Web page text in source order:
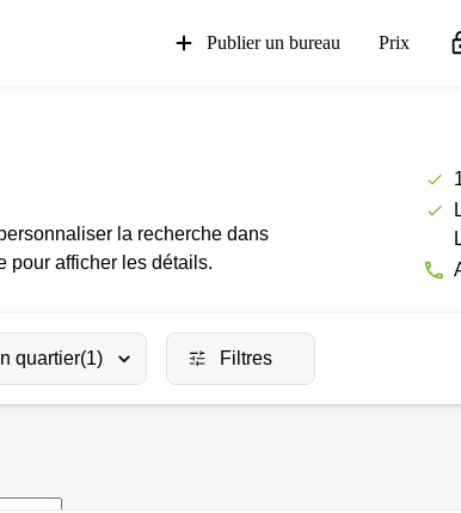
Publier un bureau Prix
la recherche dans
pour afficher les détails.
quartier(1) Filtres